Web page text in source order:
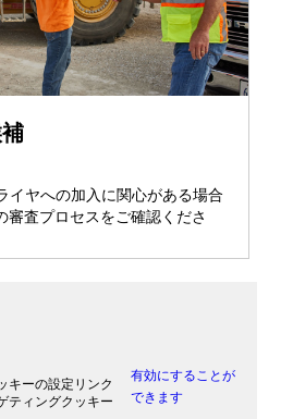
ヤへの加入に関心がある場合
審査プロセスをご確認くださ
キーの設定リンク
ティングクッキー
有効にすることが
できます